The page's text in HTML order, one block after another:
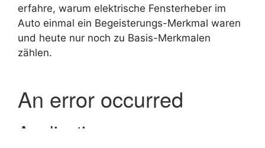
erfahre, warum elektrische Fensterheber im
Auto einmal ein Begeisterungs-Merkmal waren
und heute nur noch zu Basis-Merkmalen
zählen.